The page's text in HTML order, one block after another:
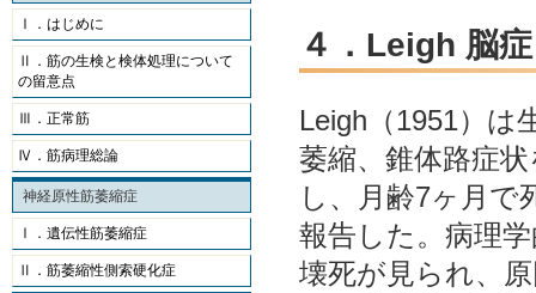
Ⅰ．はじめに
Ⅱ．筋の生検と検体処理について
の留意点
Ⅲ．正常筋
Ⅳ．筋病理総論
神経原性筋萎縮症
Ⅰ．遺伝性筋萎縮症
Ⅱ．筋萎縮性側索硬化症
４．Leigh 脳症
Leigh（1951）は
萎縮、錐体路症
し、月齢7ヶ月で
報告した。病理
壊死が見られ、